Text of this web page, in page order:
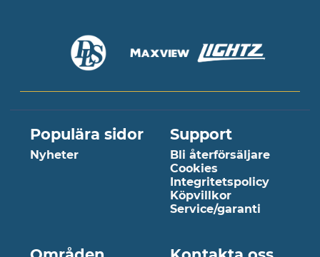
Populära sidor
Nyheter
Support
Bli återförsäljare
Cookies
Integritetspolicy
Köpvillkor
Service/garanti